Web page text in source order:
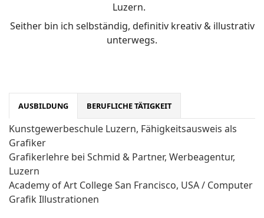
Luzern.
Seither bin ich selbständig, definitiv kreativ & illustrativ
unterwegs.
AUSBILDUNG BERUFLICHE TÄTIGKEIT
Kunstgewerbeschule Luzern, Fähigkeitsausweis als
Grafiker
Grafikerlehre bei Schmid & Partner, Werbeagentur,
Luzern
Academy of Art College San Francisco, USA / Computer
Grafik Illustrationen